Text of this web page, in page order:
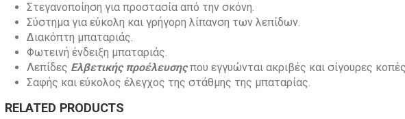
Στεγανοποίηση για προστασία από την σκόνη.
Σύστημα για εύκολη και γρήγορη λίπανση των λεπίδων.
Διακόπτη μπαταριάς.
Φωτεινή ένδειξη μπαταριάς.
Λεπίδες Ελβετικής προέλευσηςπου εγγυώνται ακριβές και σίγουρες
Σαφής και εύκολος έλεγχος της στάθμης της μπαταρίας.
RELATED PRODUCTS